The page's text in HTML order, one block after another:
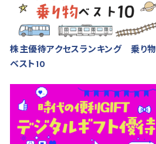
株主優待アクセスランキング 乗り物
ベスト10